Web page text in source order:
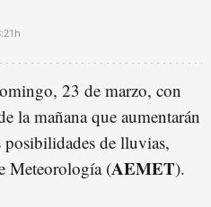
23 de marzo, con
la mañana que aumentarán
de lluvias,
Meteorología (AEMET).